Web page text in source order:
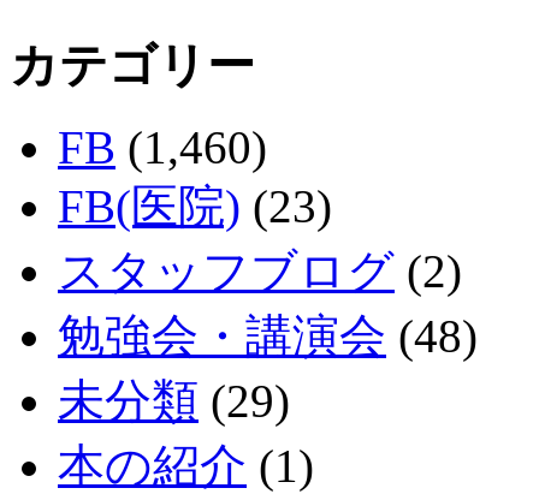
カテゴリー
FB (1,460)
FB(医院) (23)
スタッフブログ (2)
勉強会・講演会 (48)
未分類 (29)
本の紹介 (1)